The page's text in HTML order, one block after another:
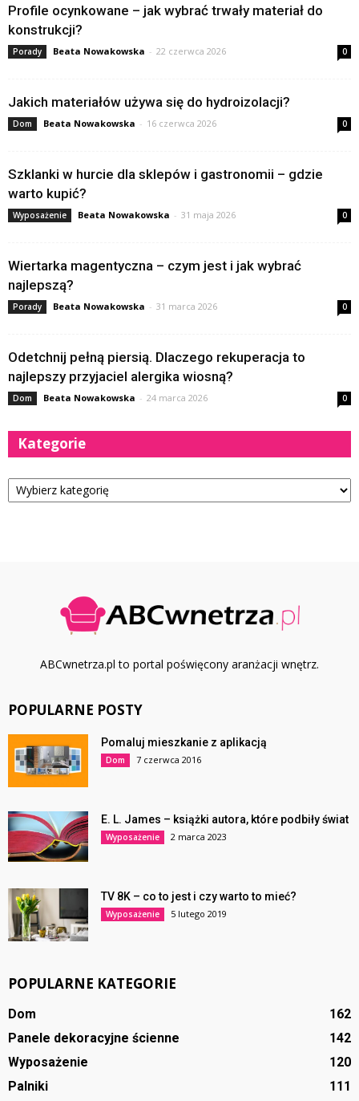
Profile ocynkowane – jak wybrać trwały materiał do
konstrukcji?
Porady Beata Nowakowska - 22 czerwca 2026 0
Jakich materiałów używa się do hydroizolacji?
Dom Beata Nowakowska - 16 czerwca 2026 0
Szklanki w hurcie dla sklepów i gastronomii – gdzie
warto kupić?
Wyposażenie Beata Nowakowska - 31 maja 2026 0
Wiertarka magentyczna – czym jest i jak wybrać
najlepszą?
Porady Beata Nowakowska - 31 marca 2026 0
Odetchnij pełną piersią. Dlaczego rekuperacja to
najlepszy przyjaciel alergika wiosną?
Dom Beata Nowakowska - 24 marca 2026 0
Kategorie
Kategorie
ABCwnetrza.pl to portal poświęcony aranżacji wnętrz.
POPULARNE POSTY
Pomaluj mieszkanie z aplikacją
Dom 7 czerwca 2016
E. L. James – książki autora, które podbiły świat
Wyposażenie 2 marca 2023
TV 8K – co to jest i czy warto to mieć?
Wyposażenie 5 lutego 2019
POPULARNE KATEGORIE
Dom
162
Panele dekoracyjne ścienne
142
Wyposażenie
120
Palniki
111